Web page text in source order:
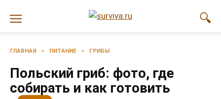
ГЛАВНАЯ » ПИТАНИЕ » ГРИБЫ
Польский гриб: фото, где
собирать и как готовить